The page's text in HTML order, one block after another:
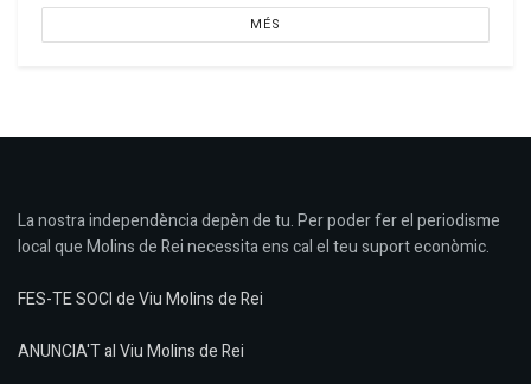
MÉS
La nostra independència depèn de tu. Per poder fer el periodisme
local que Molins de Rei necessita ens cal el teu suport econòmic.
FES-TE SOCI de Viu Molins de Rei
ANUNCIA'T al Viu Molins de Rei